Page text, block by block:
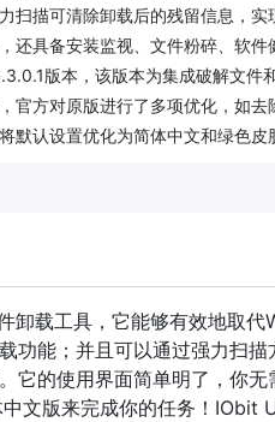
扫描可清除卸载后的残留信息，
还具备安装监视、文件粉碎、软
版本，该版本为集成破解文件
官方对原版进行了多项优化，如
默认设置优化为简体中文和绿色皮
载工具，它能够有效地取代
功能；并且可以通过强力扫
它的使用界面简单明了，你无
文版来完成你的任务！IObit